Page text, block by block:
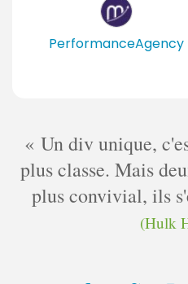
PerformanceAgency
Un div unique,
plus classe. Mais
plus convivial, ils
(Hulk